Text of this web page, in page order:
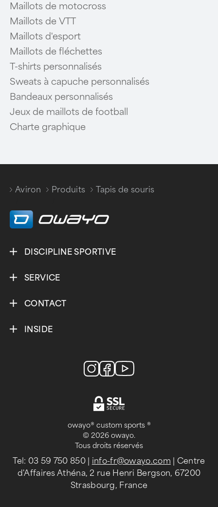
Maillots de motocross
Maillots de VTT
Maillots d'esport
Maillots de fléchettes
T-shirts personnalisés
Sweats à capuche personnalisés
Bandeaux personnalisés
Jeux de maillots de football
Charte graphique
Aviron
Produits
Tapis de souris
DISCIPLINE SPORTIVE
SERVICE
CONTACT
INSIDE
owayo® custom sports ®
© 2026 owayo.
Tous droits réservés
Tel: 03 59 750 850| info-fr@owayo.com | Centre
d'Affaires Athéna, 2 rue Henri Bergson, 67200
Strasbourg, France